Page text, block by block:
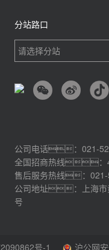
分站路口
请选择分站
公司电话：021-
全国招商热线：
售后服务热线：021-
公司地址：上海市
号
号-1 沪公网